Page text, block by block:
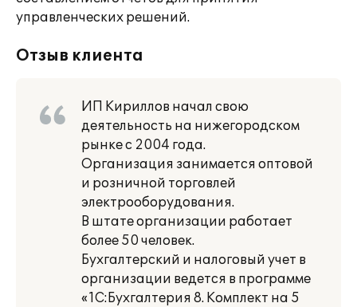
управленческих решений.
Отзыв клиента
ИП Кириллов начал свою
деятельность на нижегородском
рынке с 2004 года.
Организация занимается оптовой
и розничной торговлей
электрооборудования.
В штате организации работает
более 50 человек.
Бухгалтерский и налоговый учет в
организации ведется в программе
«1С:Бухгалтерия 8. Комплект на 5